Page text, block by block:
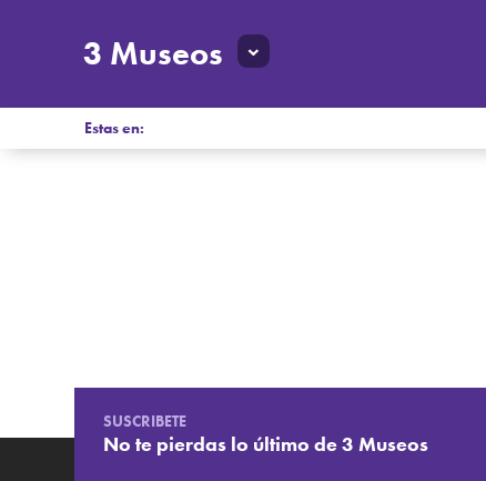
3 Museos
Estas en:
SUSCRIBETE
No te pierdas lo último de 3 Museos